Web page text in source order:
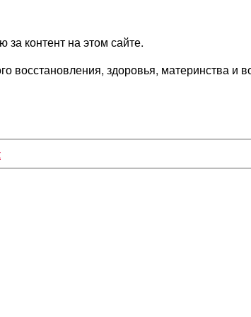
за контент на этом сайте.
восстановления, здоровья, материнства и